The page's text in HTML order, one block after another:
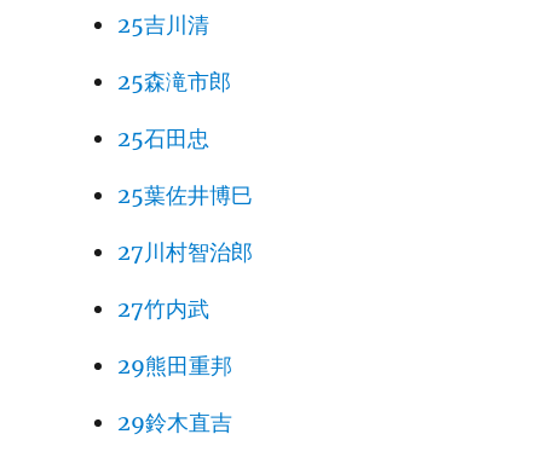
25吉川清
25森滝市郎
25石田忠
25葉佐井博巳
27川村智治郎
27竹内武
29熊田重邦
29鈴木直吉